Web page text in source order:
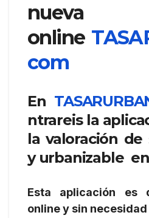
nueva
online
com
En
ntrareis la
la valoración
y urban­iz­able
Esta apli­ca­ción es
online y sin